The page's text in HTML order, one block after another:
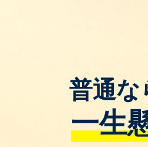
普通な
一生